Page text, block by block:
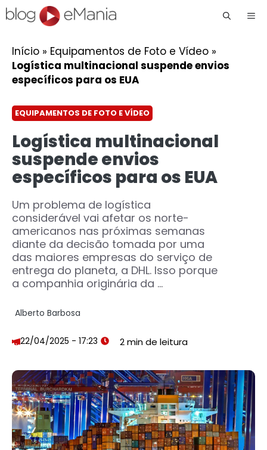
Início » Equipamentos de Foto e Vídeo »
Logística multinacional suspende envios
específicos para os EUA
EQUIPAMENTOS DE FOTO E VÍDEO
Logística multinacional
suspende envios
específicos para os EUA
Um problema de logística
considerável vai afetar os norte-
americanos nas próximas semanas
diante da decisão tomada por uma
das maiores empresas do serviço de
entrega do planeta, a DHL. Isso porque
a companhia originária da ...
Alberto Barbosa
22/04/2025 - 17:23